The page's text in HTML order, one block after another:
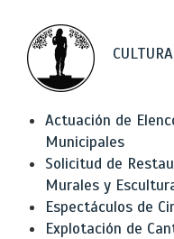
Actuación de
Municipales
Solicitud de
Murales y
Espectáculos de
Explotación de